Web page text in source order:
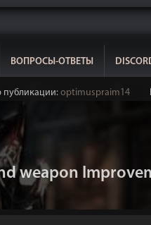
ВОПРОСЫ-ОТВЕТЫ
публикации: optimuspraim14
weapon